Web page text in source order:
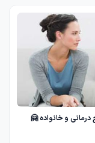
و خانواده 🤗